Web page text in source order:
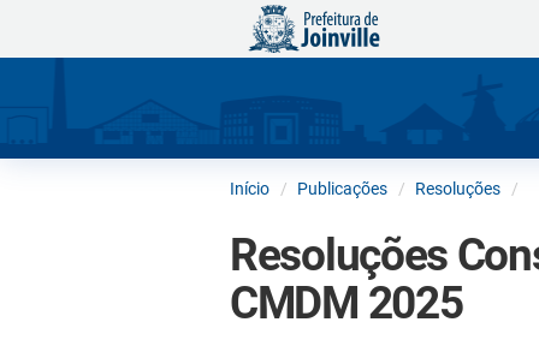
Início Publicações Resoluções
Resoluções
CMDM 2025